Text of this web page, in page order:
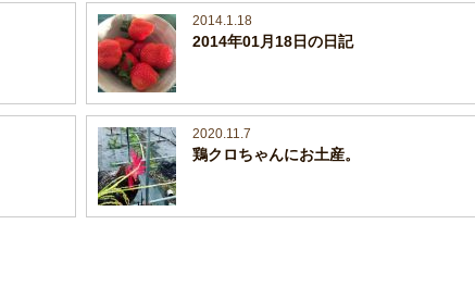
2014.1.18
2014年01月18日の日記
2020.11.7
鶏クロちゃんにお土産。